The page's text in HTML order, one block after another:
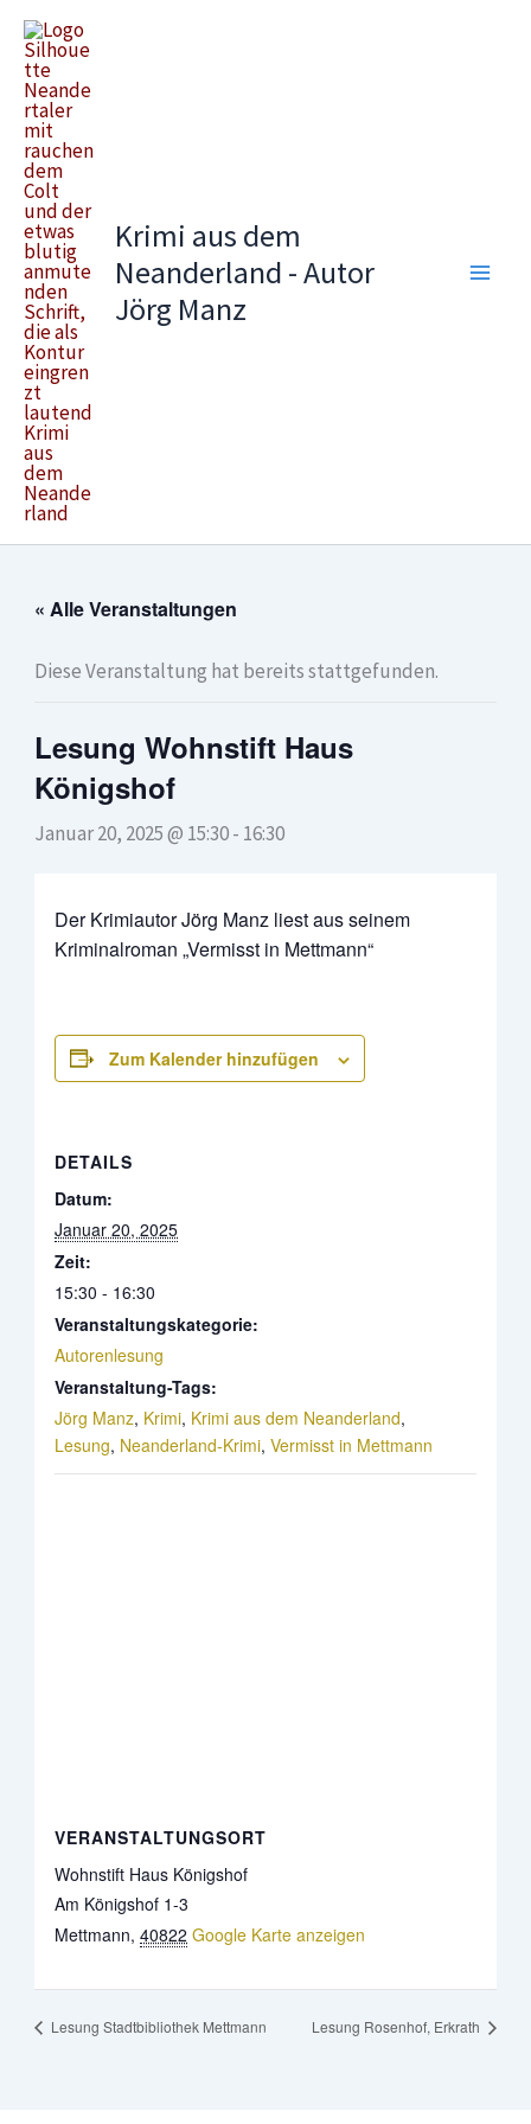
Zum
Inhalt
springen
Krimi aus dem
Neanderland - Autor
Jörg Manz
« Alle Veranstaltungen
Diese Veranstaltung hat bereits stattgefunden.
Lesung Wohnstift Haus
Königshof
Januar 20, 2025 @ 15:30- 16:30
Der Krimiautor Jörg Manz liest aus seinem
Kriminalroman „Vermisst in Mettmann“
Zum Kalender hinzufügen
DETAILS
Datum:
Januar 20, 2025
Zeit:
15:30 - 16:30
Veranstaltungskategorie:
Autorenlesung
Veranstaltung-Tags:
Jörg Manz, Krimi, Krimi aus dem Neanderland,
Lesung, Neanderland-Krimi,Vermisst in Mettmann
VERANSTALTUNGSORT
Wohnstift Haus Königshof
Am Königshof 1-3
Mettmann, 40822 Google Karte anzeigen
Lesung Stadtbibliothek Mettmann Lesung Rosenhof, Erkrath